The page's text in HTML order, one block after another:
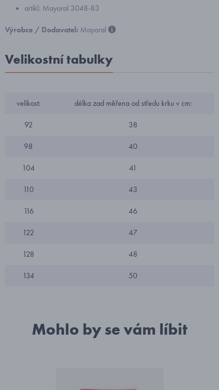
artikl: Mayoral 3048-83
Výrobce / Dodavatel: Mayoral
Velikostní tabulky
velikost: délka zad měřena od středu krku v cm:
92 38
98 40
104 41
110 43
116 46
122 47
128 48
134 50
Mohlo by se vám líbit